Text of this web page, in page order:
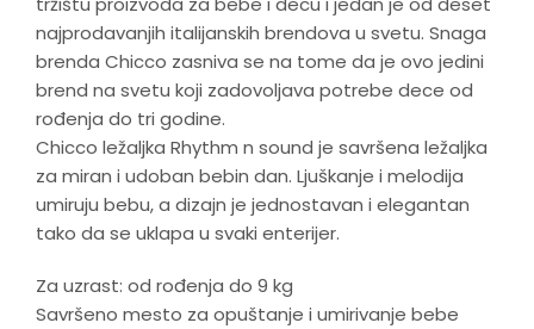
najprodavanjih italijanskih brendova u svetu. Snaga
brenda Chicco zasniva se na tome da je ovo jedini
brend na svetu koji zadovoljava potrebe dece od
rođenja do tri godine.
Chicco ležaljka Rhythm n sound je savršena ležaljka
za miran i udoban bebin dan. Ljuškanje i melodija
umiruju bebu, a dizajn je jednostavan i elegantan
tako da se uklapa u svaki enterijer.
Za uzrast: od rođenja do 9 kg
Savršeno mesto za opuštanje i umirivanje bebe